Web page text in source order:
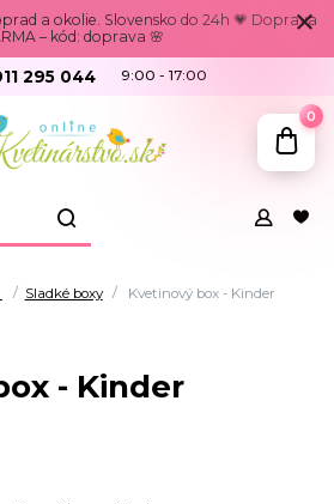
a okolie. Slovensko do 24h 💗 Doprava
– kód: doprava 🌸
295 044 9:00 - 17:00
0
Sladké boxy Kvetinový box - Kinder
- Kinder